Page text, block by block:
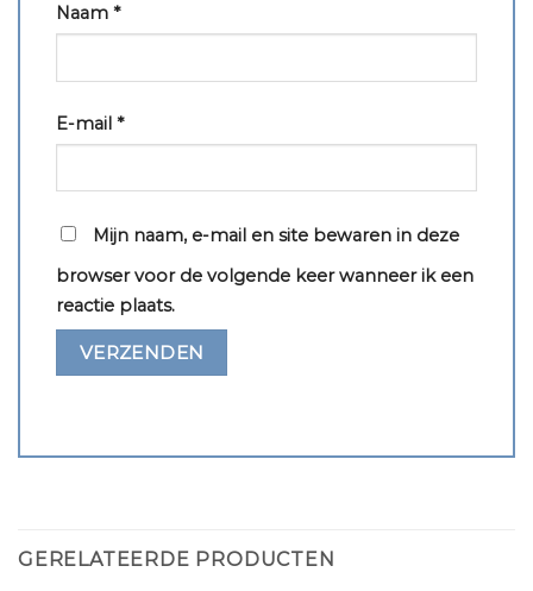
Naam *
E-mail *
Mijn naam, e-mail en site bewaren in deze
browser voor de volgende keer wanneer ik een
reactie plaats.
GERELATEERDE PRODUCTEN